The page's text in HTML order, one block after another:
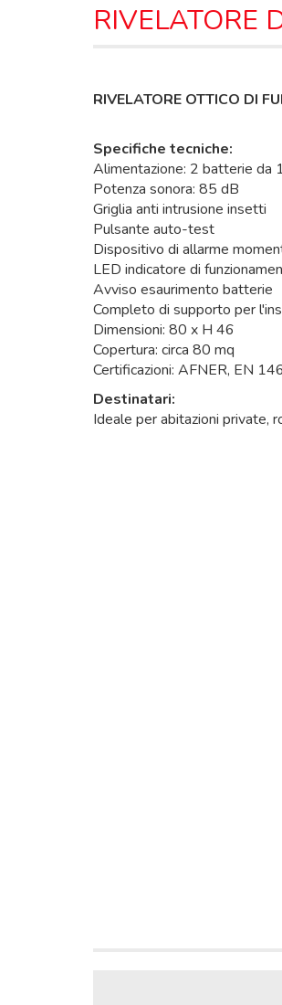
RIVELATORE
RIVELATORE OTTICO DI
Specifiche tecniche:
Alimentazione: 2 batterie da
Potenza sonora: 85 dB
Griglia anti intrusione insetti
Pulsante auto-test
Dispositivo di allarme
LED indicatore di
Avviso esaurimento batterie
Completo di supporto per
Dimensioni: 80 x H 46
Copertura: circa 80 mq
Certificazioni: AFNER, EN
Destinatari:
Ideale per abitazioni private,